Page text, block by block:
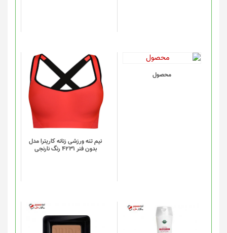
محصول
شوند
محصول
نیم تنه ورزشی زنانه کاریترا مدل
بدون فنر 4231 رنگ نارنجی
این
محصول
دارای
مختلفی
باشد.
گزینه
ها
محصول
انتخاب
شوند